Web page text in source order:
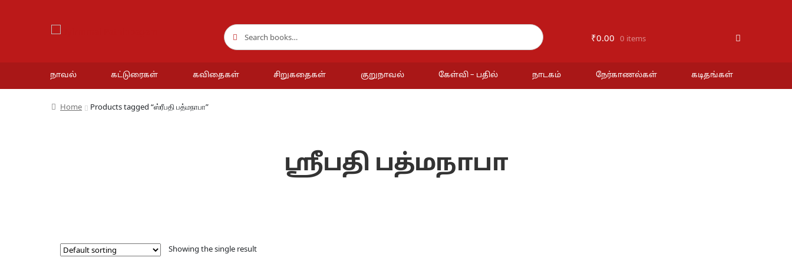
Search
for:
Search
₹0.00 0 items
நாவல் கட்டுரைகள் கவிதைகள் சிறுகதைகள் குறுநாவல் கேள்வி – பதில் நாடகம் நேர்காணல்கள் கடிதங்கள்
Home Products tagged “ஸ்ரீபதி பத்மநாபா”
ஸ்ரீபதி பத்மநாபா
Showing the single result